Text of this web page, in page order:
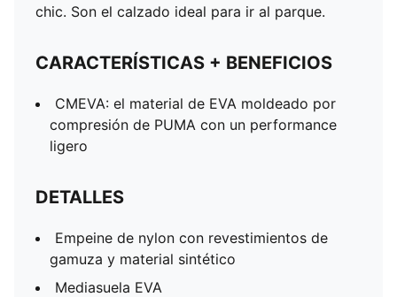
chic. Son el calzado ideal para ir al parque.
CARACTERÍSTICAS + BENEFICIOS
CMEVA: el material de EVA moldeado por
compresión de PUMA con un performance
ligero
DETALLES
Empeine de nylon con revestimientos de
gamuza y material sintético
Mediasuela EVA